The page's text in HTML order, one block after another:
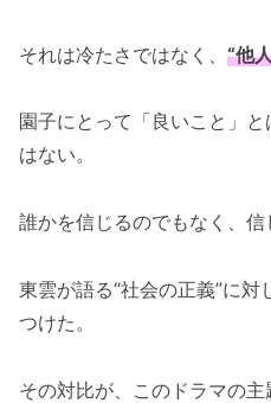
それは冷たさではなく、 “他
園子にとって「良いこと」
はない。
誰かを信じるのでもなく、信
東雲が語る“社会の正義”に
つけた。
その対比が、このドラマの